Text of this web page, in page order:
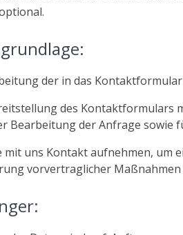
der in das
des Kontaktformulars
Bearbeitung der Anfrage sowie
mit uns Kontakt aufnehmen,
vorvertraglicher Maßnahmen